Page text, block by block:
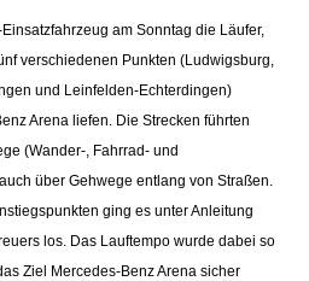
am Sonntag die Läufer,
verschiedenen Punkten (Ludwigsburg,
und Leinfelden-Echterdingen)
Arena liefen. Die Strecken führten
(Wander-, Fahrrad- und
über Gehwege entlang von Straßen.
ging es unter Anleitung
los. Das Lauftempo wurde dabei so
Ziel Mercedes-Benz Arena sicher